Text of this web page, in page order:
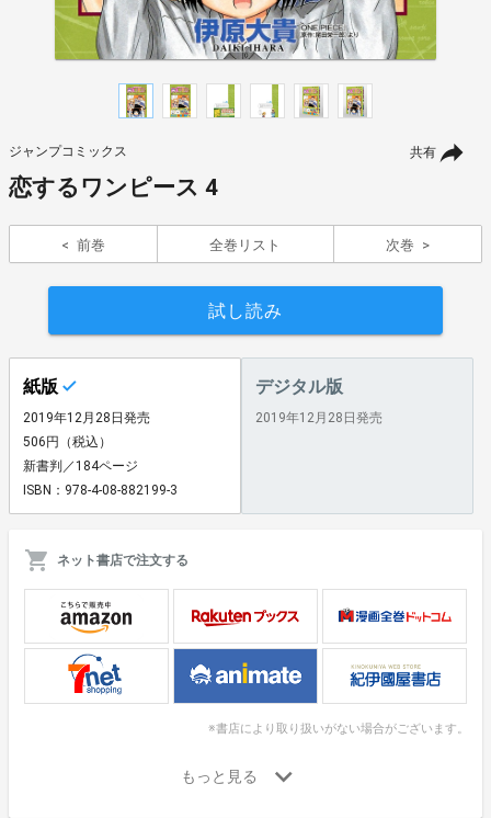
共有
ジャンプコミックス
恋するワンピース 4
前巻 全巻リスト 次巻
試し読み
紙版
2019年12月28日発売
506円（税込）
新書判／184ページ
ISBN：978-4-08-882199-3
デジタル版
2019年12月28日発売
ネット書店で注文する
※書店により取り扱いがない場合がございます。